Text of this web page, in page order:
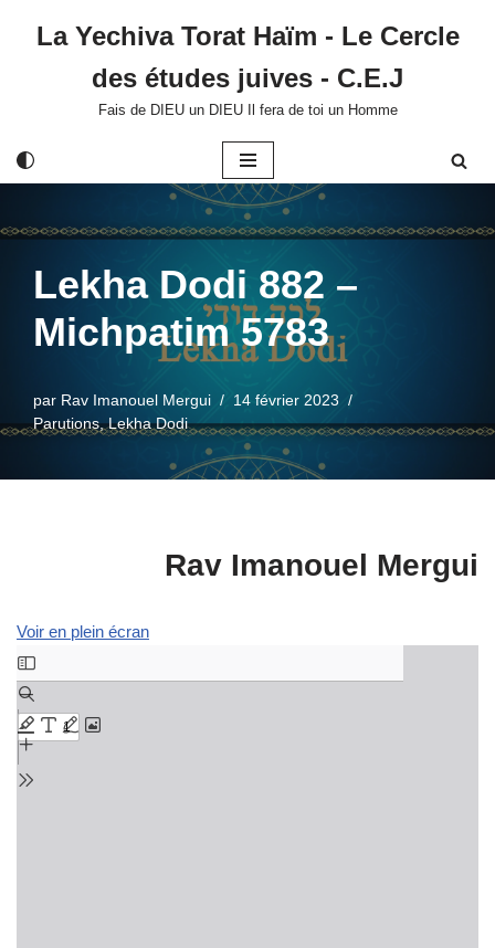
La Yechiva Torat Haïm - Le Cercle
des études juives - C.E.J
Fais de DIEU un DIEU Il fera de toi un Homme
Lekha Dodi 882 –
Michpatim 5783
par Rav Imanouel Mergui
14 février 2023
Parutions,Lekha Dodi
Rav Imanouel Mergui
Voir en plein écran